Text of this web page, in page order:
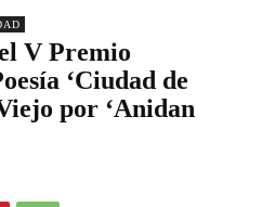
V Premio
‘Ciudad de
por ‘Anidan